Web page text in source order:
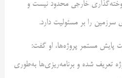
خارجی محدود نیست و
را بر مسئولیت دارد.
پایش مستمر پروژه‌ها، او گفت:
شده و برنامه‌ریزی‌ها به‌طوری